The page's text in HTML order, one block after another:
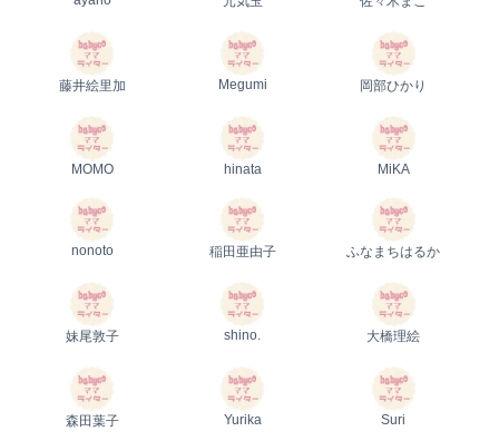
藤井絵里加 Megumi 岡部ひかり
MOMO hinata MiKA
nonoto 稲田亜由子 ふなまちはるか
妹尾敦子 shino. 大橋理絵
森田葉子 Yurika Suri